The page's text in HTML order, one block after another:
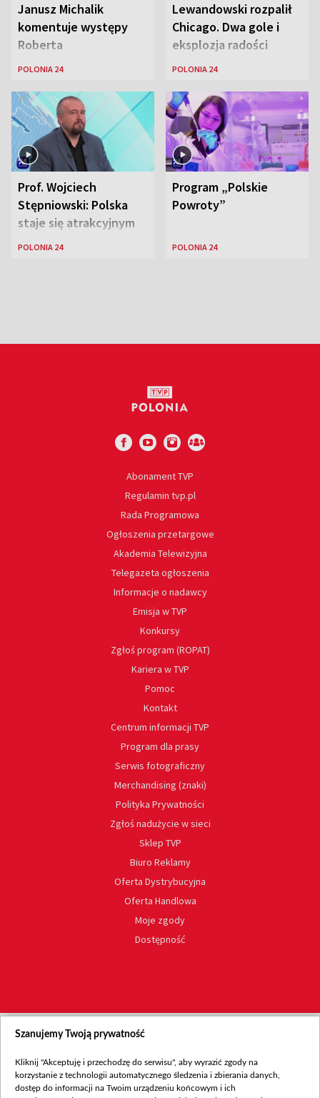
Janusz Michalik
komentuje występy
Roberta
Lewandowskiego w
Zjednoczonych
POLONIA 24
Lewandowski rozpalił
Chicago. Dwa gole i
eksplozja radości
wśród Polonii
POLONIA 24
Prof. Wojciech
Stępniowski: Polska
staje się atrakcyjnym
miejscem dla
POLONIA 24
Program „Polskie
Powroty”
POLONIA 24
Abonament TVP
Regulamin tvp.pl
Rada Programowa
Ogłoszenia przetargowe
Akademia Telewizyjna
Telegazeta ogłoszenia
Informacje o nadawcy
Emisja w TVP
Konkursy
Zgłoś program (ROPAT)
Kariera w TVP
Pomoc
Kontakt
Centrum informacji TVP
Program dla prasy
Serwis fotograficzny
Merchandising (znaki)
Polityka Prywatności
Zgłoś nadużycie w sieci
Sklep TVP
Biuro Reklamy
Oferta Dystrybucyjna
Oferta Handlowa
Moje zgody
Dostępność
Szanujemy Twoją prywatność
Kliknij "Akceptuję i przechodzę do serwisu", aby wyrazić zgody na
korzystanie z technologii automatycznego śledzenia i zbierania danych,
dostęp do informacji na Twoim urządzeniu końcowym i ich